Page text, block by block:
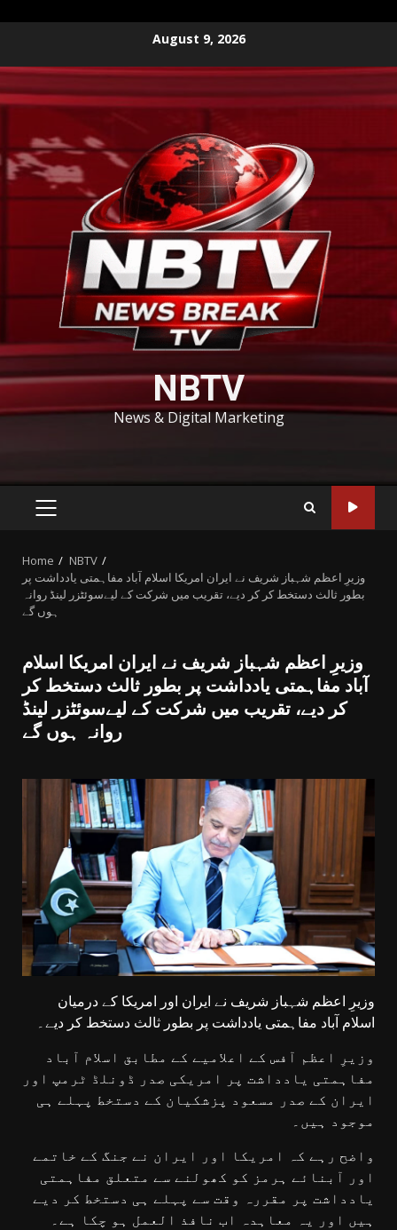
content
August 9, 2026
NBTV
News & Digital Marketing
PRIMARY
Home
NBTV
وزیرِ اعظم شہباز شریف نے ایران امریکا اسلام آباد مفاہمتی یادداشت پر
بطور ثالث دستخط کر کر دیے، تقریب میں شرکت کے لیےسوئٹزر لینڈ روانہ
ہوں گے
وزیرِ اعظم شہباز شریف نے ایران امریکا اسلام
آباد مفاہمتی یادداشت پر بطور ثالث دستخط کر
کر دیے، تقریب میں شرکت کے لیےسوئٹزر لینڈ
روانہ ہوں گے
وزیرِ اعظم شہباز شریف نے ایران اور امریکا کے درمیان
اسلام آباد مفاہمتی یادداشت پر بطور ثالث دستخط کر دیے۔
وزیرِ اعظم آفس کے اعلامیے کے مطابق اسلام آباد
مفاہمتی یادداشت پر امریکی صدر ڈونلڈ ٹرمپ اور
ایران کے صدر مسعود پزشکیان کے دستخط پہلے ہی
موجود ہیں۔
واضح رہے کہ امریکا اور ایران نے جنگ کے خاتمے
اور آبنائے ہرمز کو کھولنے سے متعلق مفاہمتی
یادداشت پر مقررہ وقت سے پہلے ہی دستخط کر دیے
ہیں اور یہ معاہدہ اب نافذ العمل ہو چکا ہے۔